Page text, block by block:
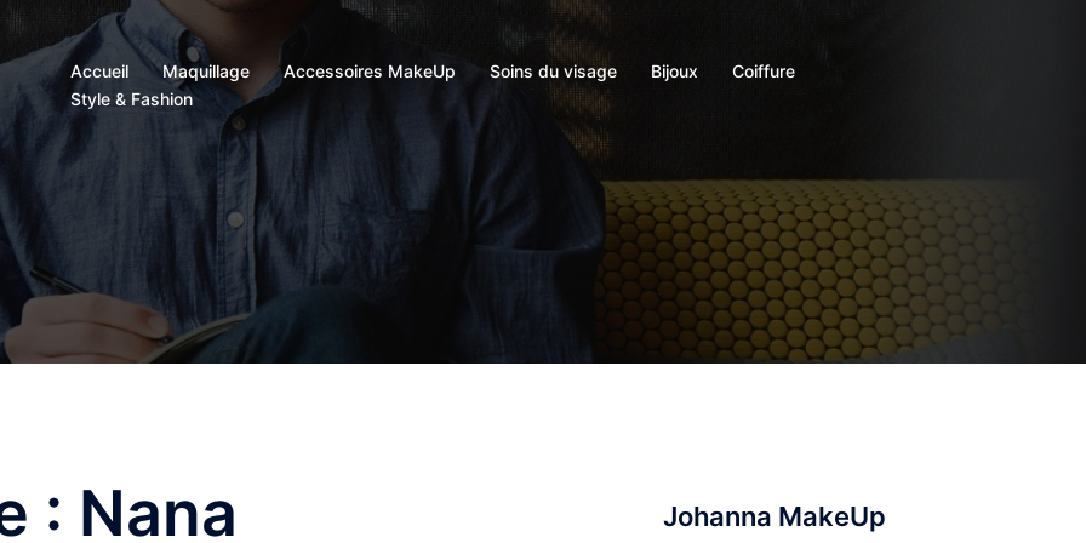
Accueil Maquillage Accessoires MakeUp Soins du visage Bijoux
Coiffure
Style & Fashion
: Nana Johanna MakeUp